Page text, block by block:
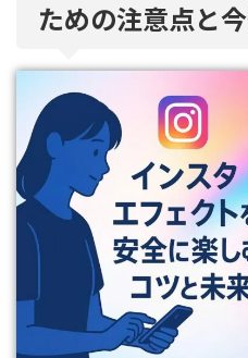
ための注意点と